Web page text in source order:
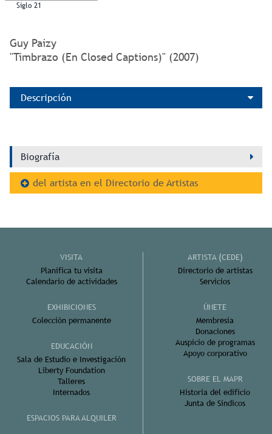
Siglo 21
Guy Paizy
"Timbrazo (En Closed Captions)" (2007)
Descripción
Biografía
del artista en el Directorio de Artistas
VISITA
Planifica tu visita
Calendario de actividades
EXHIBICIONES
Colección permanente
EDUCACIÓN
Sala de Estudio e Investigación
Liberty Foundation
Talleres
Internados
ESPACIOS PARA ALQUILER
ARTISTA (CEDE)
Directorio de artistas
Servicios
ÚNETE
Membresía
Donaciones
Auspicio de programas
Apoyo corporativo
SOBRE EL MAPR
Historia del edificio
Junta de Síndicos